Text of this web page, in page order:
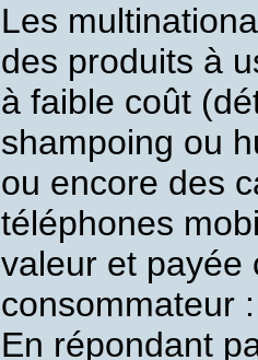
Les
des produits à
à faible coût
shampoing ou
ou encore des
téléphones
valeur et payée
consommateur
En répondant